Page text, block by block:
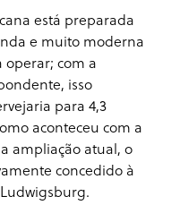
está preparada
e muito moderna
operar; com a
isso
para 4,3
aconteceu com a
ampliação atual, o
concedido à